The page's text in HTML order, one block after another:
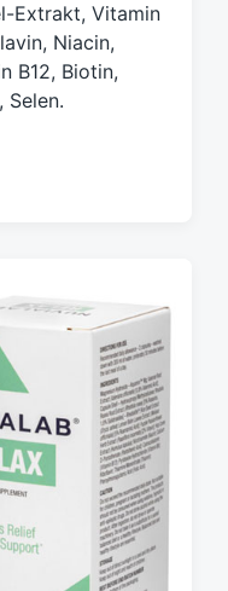
Extrakt, Vitamin
Niacin,
B12, Biotin,
Selen.